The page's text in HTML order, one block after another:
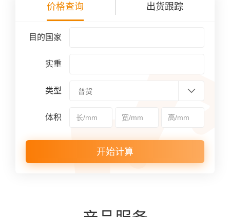
价格查询 出货跟踪
目的国家
实重
类型
体积
开始计算